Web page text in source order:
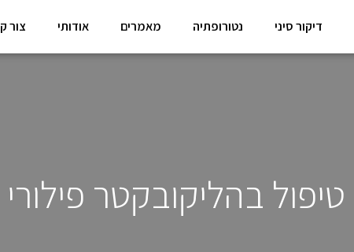
דיקור סיני נטורופתיה מאמרים אודותי צור
טיפול בהליקובקטר פילורי